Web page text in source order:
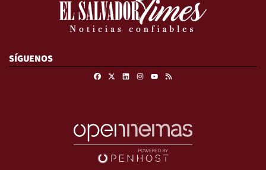
SÍGUENOS
FacebookLinkedinInstagramRSS